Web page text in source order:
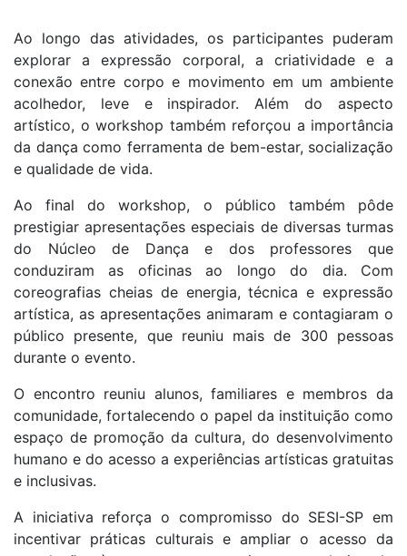
Ao longo das atividades, os participantes puderam
explorar a expressão corporal, a criatividade e a
conexão entre corpo e movimento em um ambiente
acolhedor, leve e inspirador. Além do aspecto
artístico, o workshop também reforçou a importância
da dança como ferramenta de bem-estar, socialização
e qualidade de vida.
Ao final do workshop, o público também pôde
prestigiar apresentações especiais de diversas turmas
do Núcleo de Dança e dos professores que
conduziram as oficinas ao longo do dia. Com
coreografias cheias de energia, técnica e expressão
artística, as apresentações animaram e contagiaram o
público presente, que reuniu mais de 300 pessoas
durante o evento.
O encontro reuniu alunos, familiares e membros da
comunidade, fortalecendo o papel da instituição como
espaço de promoção da cultura, do desenvolvimento
humano e do acesso a experiências artísticas gratuitas
e inclusivas.
A iniciativa reforça o compromisso do SESI-SP em
incentivar práticas culturais e ampliar o acesso da